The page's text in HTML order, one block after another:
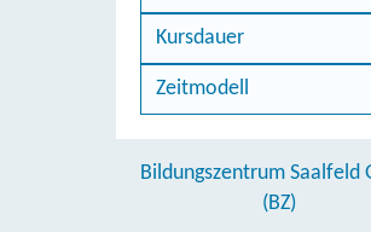
Kursdauer
Zeitmodell
Bildungszentrum Saalfeld
(BZ)